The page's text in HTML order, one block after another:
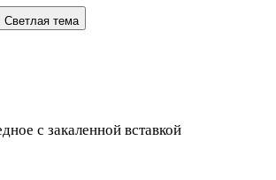
Светлая тема
с закаленной вставкой